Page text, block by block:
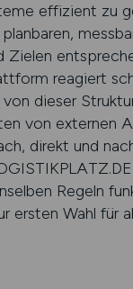
effizient zu
reagiert
dieser
von externen
direkt und
Regeln
ersten Wahl für